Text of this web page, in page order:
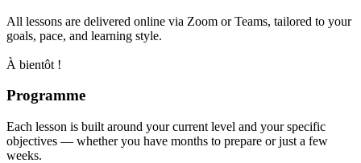
All lessons are delivered online via Zoom or Teams, tailored to your
goals, pace, and learning style.
À bientôt !
Programme
Each lesson is built around your current level and your specific
objectives — whether you have months to prepare or just a few
weeks.